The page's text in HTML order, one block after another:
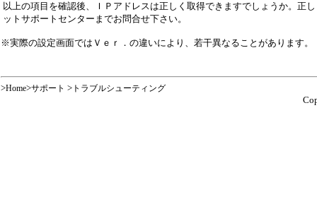
以上の項目を確認後、ＩＰアドレスは正しく取得できますでしょうか。正
ットサポートセンターまでお問合せ下さい。
※実際の設定画面ではＶｅｒ．の違いにより、若干異なることがあります。
>Home>サポート > トラブルシューティング